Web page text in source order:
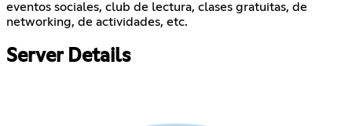
eventos sociales, club de lectura, clases gratuitas, de
networking, de actividades, etc.
Server Details